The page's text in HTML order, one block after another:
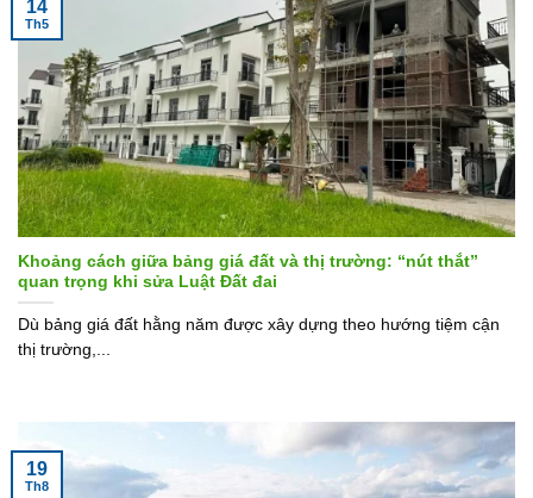
Khoảng cách giữa bảng giá đất và thị trường: “nút thắt”
quan trọng khi sửa Luật Đất đai
Dù bảng giá đất hằng năm được xây dựng theo hướng tiệm cận
thị trường,...
14
Th5
19
Th8